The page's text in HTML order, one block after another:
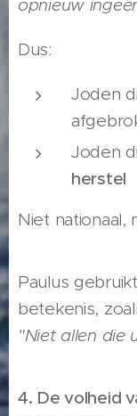
opnieuw
Dus:
Joden
Joden
herstel
Niet nationaal,
Paulus
betekenis,
"Niet allen die
4. De volheid